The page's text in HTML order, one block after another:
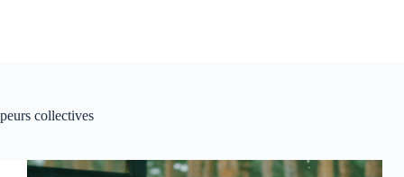
peurs collectives